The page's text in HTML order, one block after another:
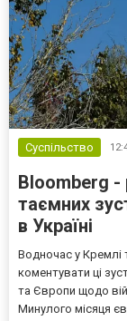
Суспільство
Bloomberg -
таємних
в Україні
Водночас у Кремлі
коментувати ці
та Європи щодо
Минулого місяця